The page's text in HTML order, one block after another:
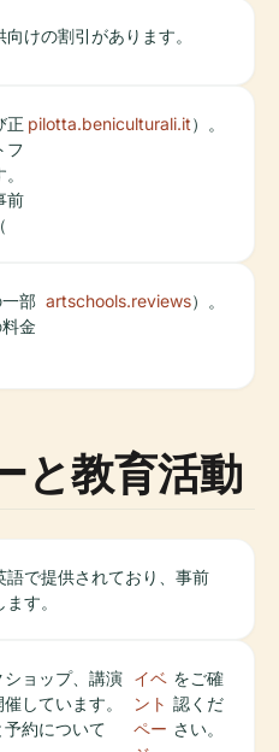
けの割引があります。
正
フ
前
pilotta.beniculturali.it）。
部
金
artschools.reviews）。
と教育活動
語で提供されており、事前
す。
ョップ、講演
しています。
約について
イベ
ント
ペー
をご確
認くだ
さい。